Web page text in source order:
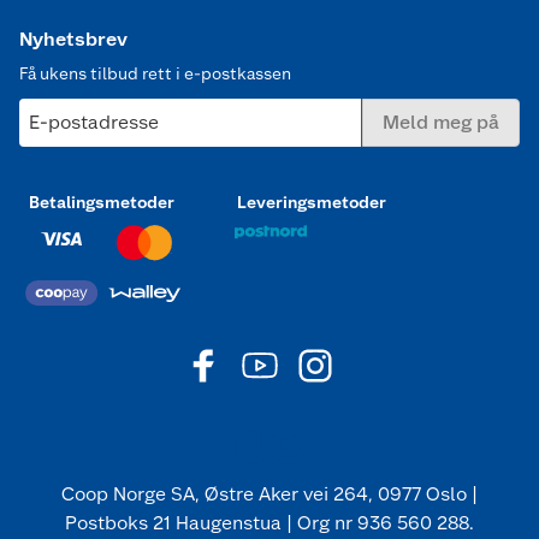
Nyhetsbrev
Få ukens tilbud rett i e-postkassen
E-postadresse Meld meg på
Betalingsmetoder Leveringsmetoder
Coop Norge SA, Østre Aker vei 264, 0977 Oslo |
Postboks 21 Haugenstua | Org nr 936 560 288.